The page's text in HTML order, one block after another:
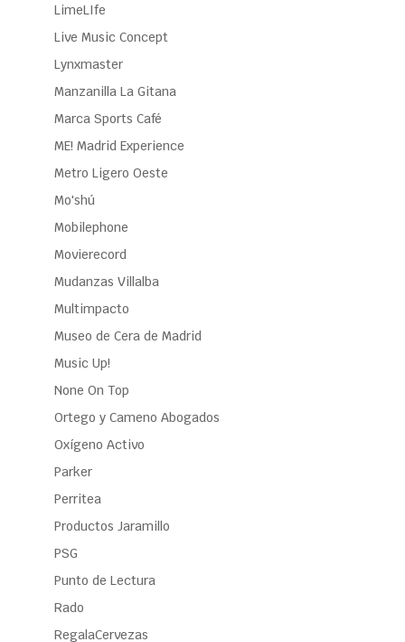
LimeLIfe
Live Music Concept
Lynxmaster
Manzanilla La Gitana
Marca Sports Café
ME! Madrid Experience
Metro Ligero Oeste
Mo'shú
Mobilephone
Movierecord
Mudanzas Villalba
Multimpacto
Museo de Cera de Madrid
Music Up!
None On Top
Ortego y Cameno Abogados
Oxígeno Activo
Parker
Perritea
Productos Jaramillo
PSG
Punto de Lectura
Rado
RegalaCervezas